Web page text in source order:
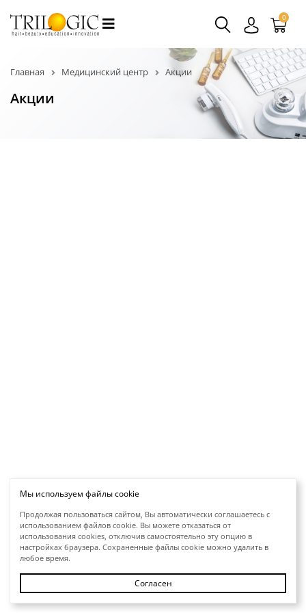
0
Главная Медицинский центр Акции
Акции
Мы используем файлы cookie
Продолжая пользоваться сайтом, Вы автоматически соглашаетесь с
использованием файлов cookie. Вы можете отказаться от
использования cookies, отключив самостоятельно эту опцию в
настройках браузера. Сохраненные файлы cookie можно удалить в
любое время.
Согласен